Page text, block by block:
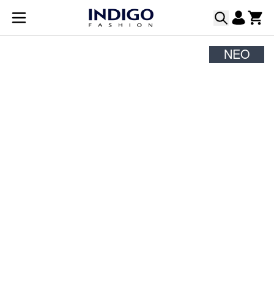
Μετάβαση στο περιεχόμενο
ΝΈΟ